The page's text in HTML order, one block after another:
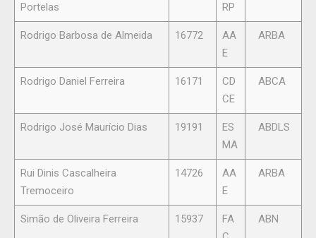
Portelas
RP
Rodrigo Barbosa de Almeida 16772
AA
E
ARBA
Rodrigo Daniel Ferreira 16171
CD
CE
ABCA
Rodrigo José Maurício Dias 19191
ES
MA
ABDLS
Rui Dinis Cascalheira
Tremoceiro
14726
AA
E
ARBA
Simão de Oliveira Ferreira 15937
FA
ABN